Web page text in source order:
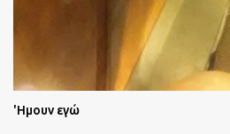
'Ημουν εγώ